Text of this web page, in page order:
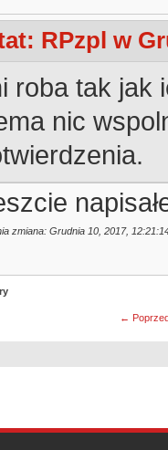
RPzpl w
roba tak jak
nic
zmiana: Grudnia 10, 2017,
←